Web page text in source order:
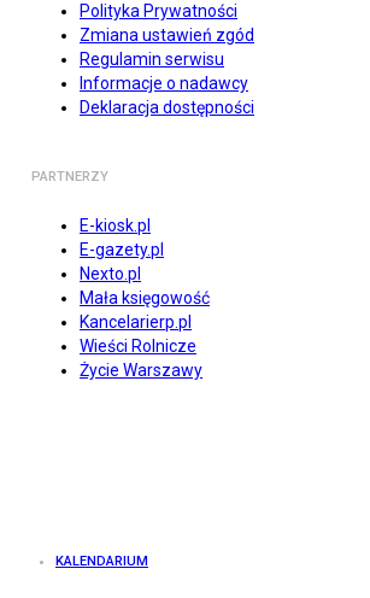
Polityka Prywatności
Zmiana ustawień zgód
Regulamin serwisu
Informacje o nadawcy
Deklaracja dostępności
PARTNERZY
E-kiosk.pl
E-gazety.pl
Nexto.pl
Mała księgowość
Kancelarierp.pl
Wieści Rolnicze
Życie Warszawy
KALENDARIUM